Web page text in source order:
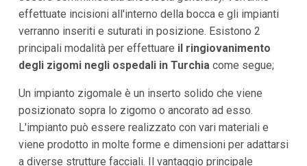
effettuate incisioni all'interno della bocca e gli impianti
verranno inseriti e suturati in posizione. Esistono 2
principali modalità per effettuare il ringiovanimento
degli zigomi negli ospedali in Turchiacome segue;
Un impianto zigomale è un inserto solido che viene
posizionato sopra lo zigomo o ancorato ad esso.
L'impianto può essere realizzato con vari materiali e
viene prodotto in molte forme e dimensioni per adattarsi
a diverse strutture facciali. Il vantaggio principale